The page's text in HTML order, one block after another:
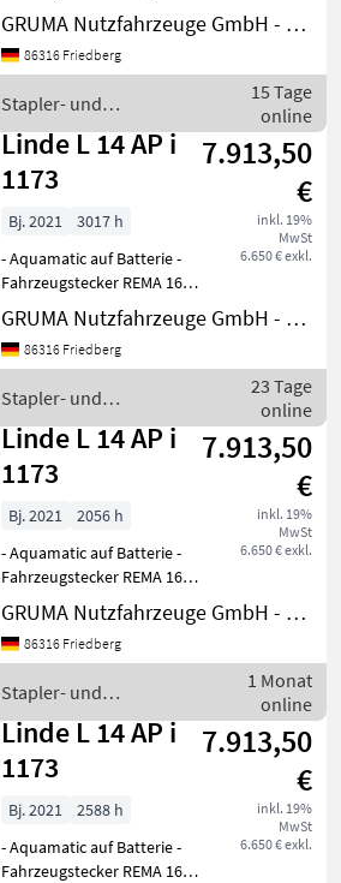
Batterie - Fahrzeugstecker
REMA 160A - vertikaler
Batteriewechsel - Initialhub
1150 mm, 560 / 1150 /
GRUMA Nutzfahrzeuge GmbH - Staplertechnik
86316 Friedberg
Stapler- und
Lagertechnik / Linde
15 Tage
online
Linde L 14 AP i
1173
7.913,50
€
inkl. 19%
MwSt
6.650 € exkl.
Bj. 2021
3017 h
- Aquamatic auf Batterie -
Fahrzeugstecker REMA 160A
- seitlicher Batteriewechsel
mit Rollen - Initialhub -
Gabelausführung 560 - 1150
gitterboxfähi
GRUMA Nutzfahrzeuge GmbH - Staplertechnik
86316 Friedberg
Stapler- und
Lagertechnik / Linde
23 Tage
online
Linde L 14 AP i
1173
7.913,50
€
inkl. 19%
MwSt
6.650 € exkl.
Bj. 2021
2056 h
- Aquamatic auf Batterie -
Fahrzeugstecker REMA 160A
- seitlicher Batteriewechsel
mit Rollen - Initialhub -
Gabelausführung 560 - 1150
gitterboxfähi
GRUMA Nutzfahrzeuge GmbH - Staplertechnik
86316 Friedberg
Stapler- und
Lagertechnik / Linde
1 Monat
online
Linde L 14 AP i
1173
7.913,50
€
inkl. 19%
MwSt
6.650 € exkl.
Bj. 2021
2588 h
- Aquamatic auf Batterie -
Fahrzeugstecker REMA 160A